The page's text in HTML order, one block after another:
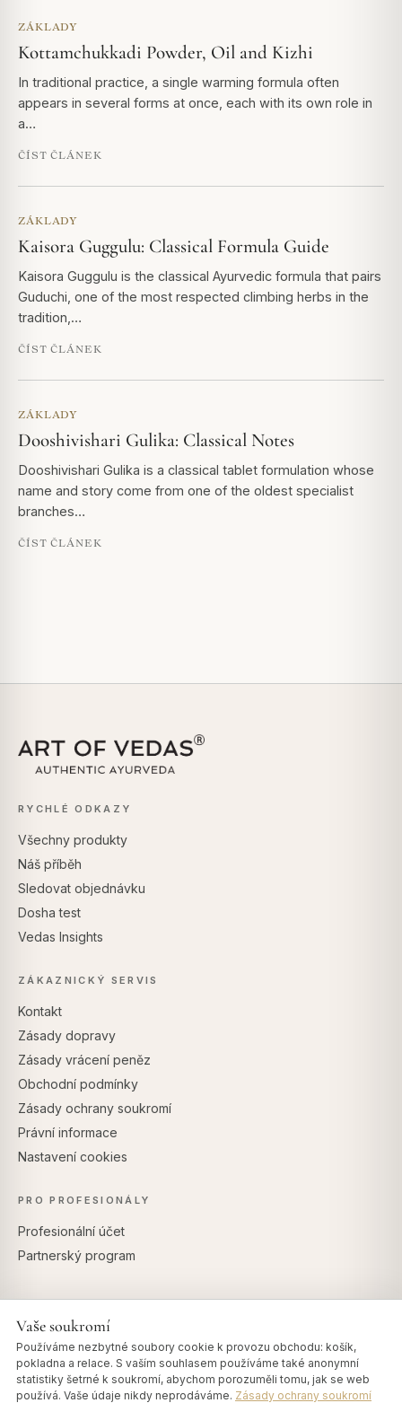
ZÁKLADY
Kottamchukkadi Powder, Oil and Kizhi
In traditional practice, a single warming formula often
appears in several forms at once, each with its own role in
a…
ČÍST ČLÁNEK
ZÁKLADY
Kaisora Guggulu: Classical Formula Guide
Kaisora Guggulu is the classical Ayurvedic formula that pairs
Guduchi, one of the most respected climbing herbs in the
tradition,…
ČÍST ČLÁNEK
ZÁKLADY
Dooshivishari Gulika: Classical Notes
Dooshivishari Gulika is a classical tablet formulation whose
name and story come from one of the oldest specialist
branches…
ČÍST ČLÁNEK
RYCHLÉ ODKAZY
Všechny produkty
Náš příběh
Sledovat objednávku
Dosha test
Vedas Insights
ZÁKAZNICKÝ SERVIS
Kontakt
Zásady dopravy
Zásady vrácení peněz
Obchodní podmínky
Zásady ochrany soukromí
Právní informace
Nastavení cookies
PRO PROFESIONÁLY
Profesionální účet
Partnerský program
Vaše soukromí
Používáme nezbytné soubory cookie k provozu obchodu: košík,
pokladna a relace. S vaším souhlasem používáme také anonymní
statistiky šetrné k soukromí, abychom porozuměli tomu, jak se web
používá. Vaše údaje nikdy neprodáváme. Zásady ochrany soukromí